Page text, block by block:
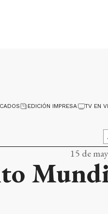
EDICIÓN IMPRESA TV EN
15 de